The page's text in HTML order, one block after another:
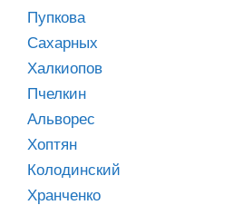
Пупкова
Сахарных
Халкиопов
Пчелкин
Альворес
Хоптян
Колодинский
Хранченко